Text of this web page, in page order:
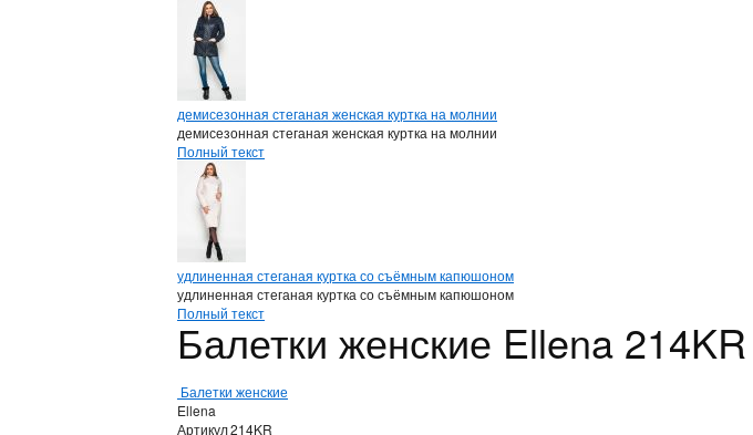
демисезонная стеганая женская куртка на молнии
демисезонная стеганая женская куртка на молнии
Полный текст
удлиненная стеганая куртка со съёмным капюшоном
удлиненная стеганая куртка со съёмным капюшоном
Полный текст
Балетки женские Ellena 214KR
Балетки женские
Ellena
Артикул214KR